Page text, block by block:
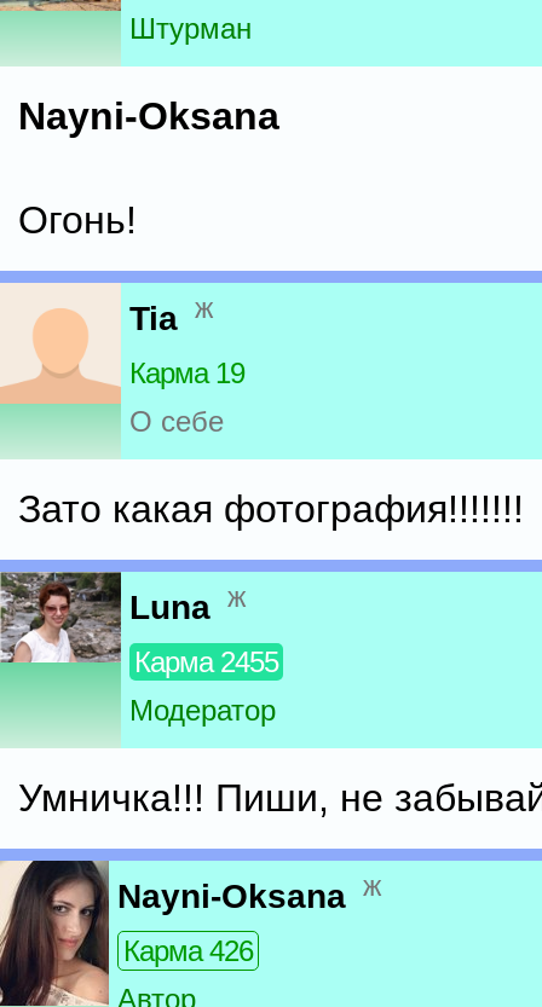
Штурман
Nayni-Oksana
Огонь!
Tia ж
Карма 19
О себе
Зато какая фотография!!!!!!!
Luna ж
Карма 2455
Модератор
Умничка!!! Пиши, не
Nayni-Oksana ж
Карма 426
Автор